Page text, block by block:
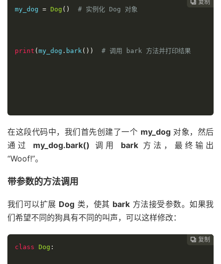
 复制
 复制
 复制
 复制
 复制
my_dog = Dog () # 实例化 Dog 对象
print ( my_dog . bark()) # 调用 bark 方法并打印结果
在这段代码中，我们首先创建了一个 my_dog对象，然后
通过 my_dog.bark() 调用 bark 方法，最终输出
“Woof!”。
带参数的方法调用
我们可以扩展 Dog 类，使其 bark 方法接受参数。如果我
们希望不同的狗具有不同的叫声，可以这样修改：
 复制
 复制
 复制
 复制
class Dog :